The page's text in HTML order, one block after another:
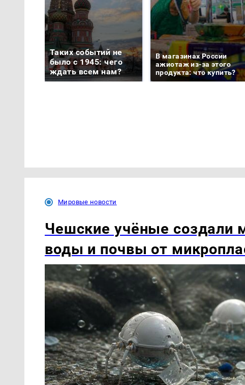
Таких событий не
было с 1945: чего
ждать всем нам?
В магазинах России
ажиотаж из-за этого
продукта: что купить?
Мировые новости
Чешские учёные создали
воды и почвы от